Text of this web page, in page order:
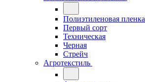
Полиэтиленовая пленка
Первый сорт
Техническая
Черная
Стрейч
Агротекстиль